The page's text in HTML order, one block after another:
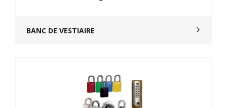
BANC DE VESTIAIRE